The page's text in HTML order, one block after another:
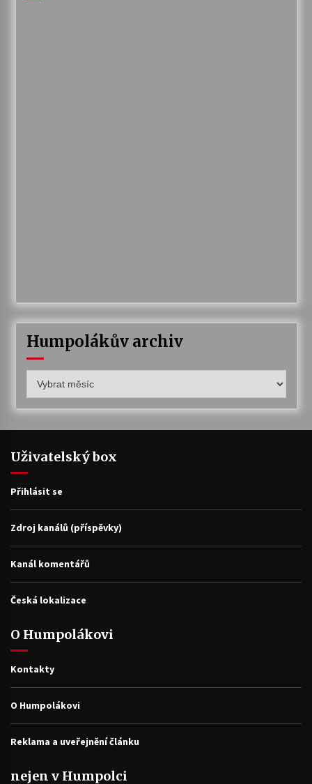
Humpolákův archiv
archiv
Uživatelský box
Přihlásit se
Zdroj kanálů (příspěvky)
Kanál komentářů
Česká lokalizace
O Humpolákovi
Kontakty
O Humpolákovi
Reklama a uveřejnění článku
nejen v Humpolci